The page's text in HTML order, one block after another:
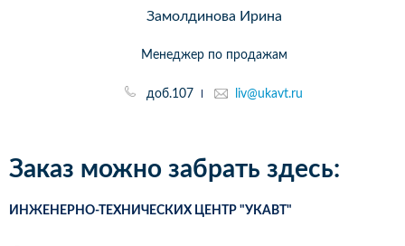
Замолдинова Ирина
Менеджер по продажам
доб.107 liv@ukavt.ru
Заказ можно забрать здесь:
ИНЖЕНЕРНО-ТЕХНИЧЕСКИХ ЦЕНТР "УКАВТ"